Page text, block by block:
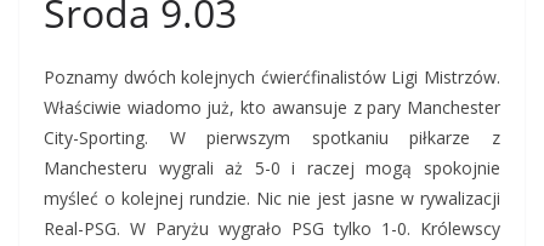
Środa 9.03
Poznamy dwóch kolejnych ćwierćfinalistów Ligi Mistrzów.
Właściwie wiadomo już, kto awansuje z pary Manchester
City-Sporting. W pierwszym spotkaniu piłkarze z
Manchesteru wygrali aż 5-0 i raczej mogą spokojnie
myśleć o kolejnej rundzie. Nic nie jest jasne w rywalizacji
Real-PSG. W Paryżu wygrało PSG tylko 1-0. Królewscy